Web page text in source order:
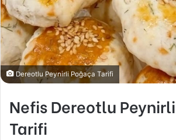
Dereotlu Peynirli Poğaça Tarifi
Nefis Dereotlu
Tarifi